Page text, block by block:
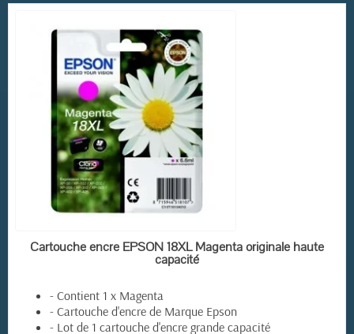
EN STOCK
Cartouche encre EPSON 18XL Magenta originale haute
capacité
- Contient 1 x Magenta
- Cartouche d'encre de Marque Epson
- Lot de 1 cartouche d'encre grande capacité